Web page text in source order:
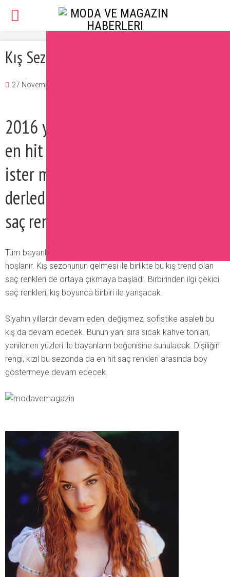
Kış Sezonunun En Hit Saç Renkleri
27 November 2016
2016 yılı biterken, yeni sezonun
en hit saç renklerini öğrenmek
ister misiniz? İşte sizler için
derlediğimiz kış sezonunun en hit
saç renkleri…
Tüm bayanlar, sık sık saç renklerini, tonlarını değiştirmekten
hoşlanır. Kış sezonunun gelmesi ile birlikte bu kış trend olan
saç renkleri de ortaya çıkmaya başladı. Birbirinden ilgi çekici
saç renkleri, kış boyunca birbiri ile yarışacak.
Siyahın yıllardır devam eden, değişmez, sofistike asaleti bu
kış da devam edecek. Bunun yanı sıra sıcak kahve tonları,
yenilenen yüzleri ile bayanların beğenisine sunulacak. Dişiliğin
rengi, kızıl bu sezonda da en hit saç renkleri arasında boy
göstermeye devam edecek.